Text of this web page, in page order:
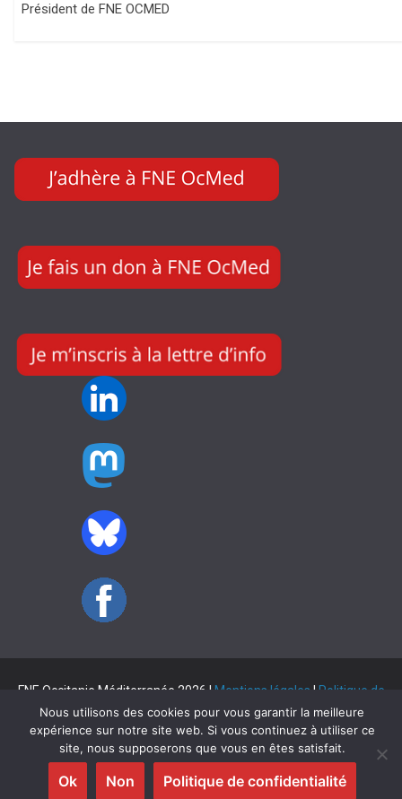
Président de FNE OCMED
FNE Occitanie Méditerranée 2026 | Mentions légales | Politique de
confidentialité
Copyright © 2026FNE Occitanie Méditerranée. Tous droits
réservés.
Theme
ColorMag par ThemeGrill. Propulsé parWordPress
Nous utilisons des cookies pour vous garantir la meilleure
expérience sur notre site web. Si vous continuez à utiliser ce
site, nous supposerons que vous en êtes satisfait.
Ok Non Politique de confidentialité